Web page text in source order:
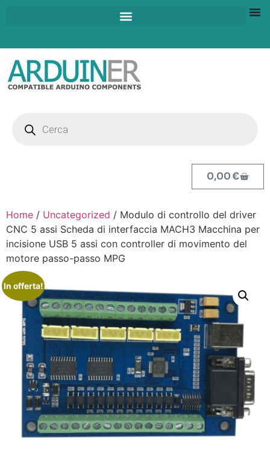
0,00€
Home / Uncategorized / Modulo di controllo del driver
CNC 5 assi Scheda di interfaccia MACH3 Macchina per
incisione USB 5 assi con controller di movimento del
motore passo-passo MPG
In offerta!